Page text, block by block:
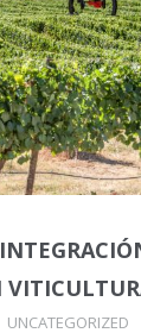
UNCATEGORIZED